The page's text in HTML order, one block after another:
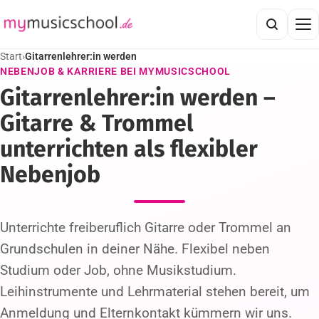
Start›Gitarrenlehrer:in werden
NEBENJOB & KARRIERE BEI MYMUSICSCHOOL
Gitarrenlehrer:in werden –
Gitarre & Trommel
unterrichten als flexibler
Nebenjob
Unterrichte freiberuflich Gitarre oder Trommel an
Grundschulen in deiner Nähe. Flexibel neben
Studium oder Job, ohne Musikstudium.
Leihinstrumente und Lehrmaterial stehen bereit, um
Anmeldung und Elternkontakt kümmern wir uns.